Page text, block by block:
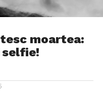
moartea: